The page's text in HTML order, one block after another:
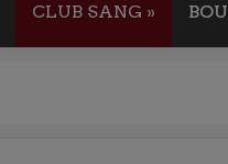
CLUB SANG »